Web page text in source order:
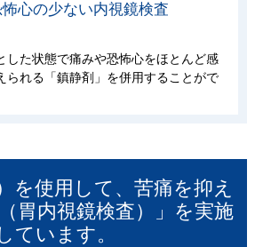
心の少ない内視鏡検査
した状態で痛みや恐怖心をほとんど感
られる「鎮静剤」を併用することがで
を使用して、苦痛を抑え
胃内視鏡検査）」を実施
ています。